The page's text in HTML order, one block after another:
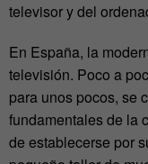
televisor y del
En España, la
televisión. Poco a
para unos pocos, se
fundamentales de la
de establecerse por